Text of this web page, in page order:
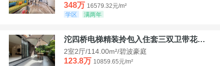
348万 16579.32元/m²
学区
满两年
沱四桥电梯精装拎包入住套三双卫带花园40平米带车位
2室2厅/114.00m²/碧波豪庭
123.8万 10859.65元/m²